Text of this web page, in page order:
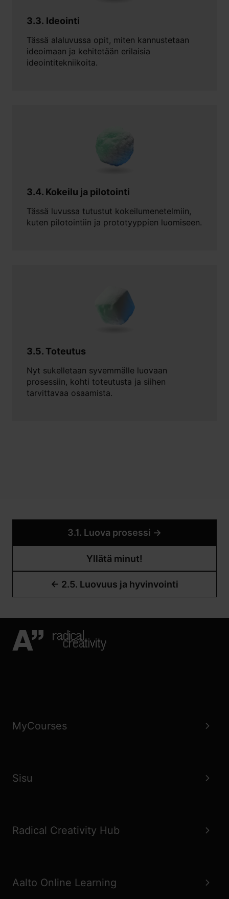
3.3. Ideointi
Tässä alaluvussa opit, miten kannustetaan
ideoimaan ja kehitetään erilaisia
ideointitekniikoita.
3.4. Kokeilu ja pilotointi
Tässä luvussa tutustut kokeilumenetelmiin,
kuten pilotointiin ja prototyyppien luomiseen.
3.5. Toteutus
Nyt sukelletaan syvemmälle luovaan
prosessiin, kohti toteutusta ja siihen
tarvittavaa osaamista.
← 2.5. Luovuus ja hyvinvointi
Yllätä minut!
3.1. Luova prosessi →
MyCourses
Sisu
Radical Creativity Hub
Aalto Online Learning